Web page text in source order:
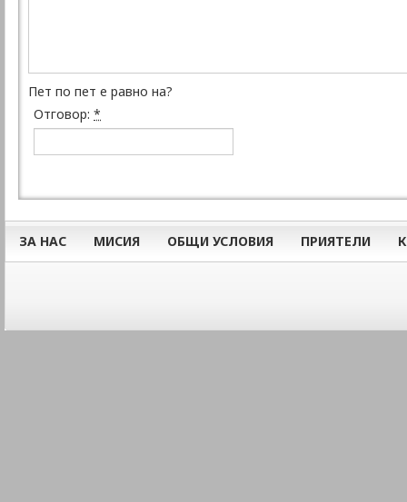
Пет по пет е равно на?
Отговор: *
ЗА НАС МИСИЯ ОБЩИ УСЛОВИЯ ПРИЯТЕЛИ